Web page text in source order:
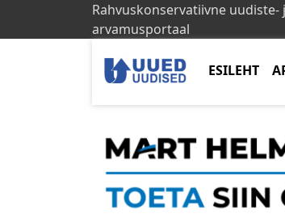
Rahvuskonservatiivne uudiste-
arvamusportaal
ESILEHT